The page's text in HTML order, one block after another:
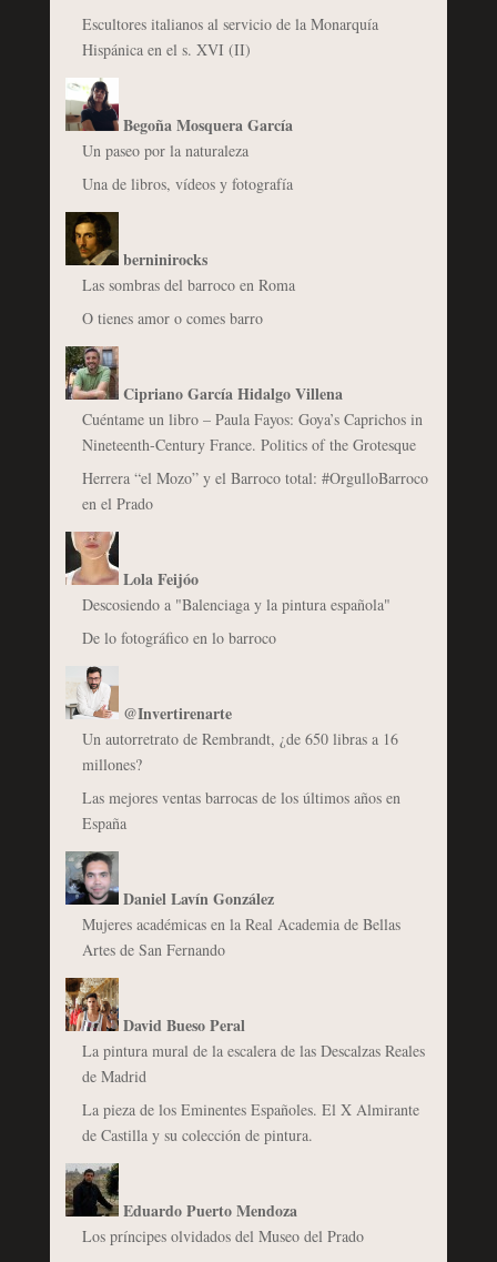
Escultores italianos al servicio de la Monarquía
Hispánica en el s. XVI (II)
Begoña Mosquera García
Un paseo por la naturaleza
Una de libros, vídeos y fotografía
berninirocks
Las sombras del barroco en Roma
O tienes amor o comes barro
Cipriano García Hidalgo Villena
Cuéntame un libro – Paula Fayos: Goya’s Caprichos in
Nineteenth-Century France. Politics of the Grotesque
Herrera “el Mozo” y el Barroco total: #OrgulloBarroco
en el Prado
Lola Feijóo
Descosiendo a "Balenciaga y la pintura española"
De lo fotográfico en lo barroco
@Invertirenarte
Un autorretrato de Rembrandt, ¿de 650 libras a 16
millones?
Las mejores ventas barrocas de los últimos años en
España
Daniel Lavín González
Mujeres académicas en la Real Academia de Bellas
Artes de San Fernando
David Bueso Peral
La pintura mural de la escalera de las Descalzas Reales
de Madrid
La pieza de los Eminentes Españoles. El X Almirante
de Castilla y su colección de pintura.
Eduardo Puerto Mendoza
Los príncipes olvidados del Museo del Prado